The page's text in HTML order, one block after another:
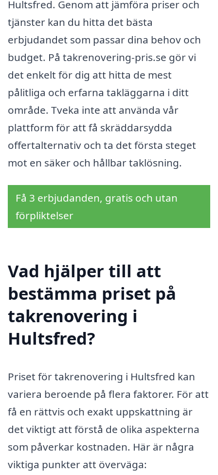
Hultsfred. Genom att jämföra priser och
tjänster kan du hitta det bästa
erbjudandet som passar dina behov och
budget. På takrenovering-pris.se gör vi
det enkelt för dig att hitta de mest
pålitliga och erfarna takläggarna i ditt
område. Tveka inte att använda vår
plattform för att få skräddarsydda
offertalternativ och ta det första steget
mot en säker och hållbar taklösning.
Få 3 erbjudanden, gratis och utan
förpliktelser
Vad hjälper till att
bestämma priset på
takrenovering i
Hultsfred?
Priset för takrenovering i Hultsfred kan
variera beroende på flera faktorer. För att
få en rättvis och exakt uppskattning är
det viktigt att förstå de olika aspekterna
som påverkar kostnaden. Här är några
viktiga punkter att överväga: